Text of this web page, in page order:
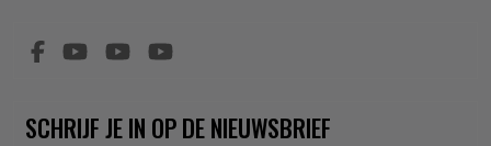
SCHRIJF JE IN OP DE NIEUWSBRIEF